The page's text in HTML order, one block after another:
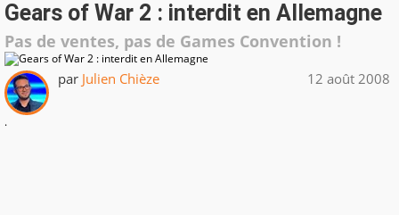
Gears of War 2 : interdit en Allemagne
Pas de ventes, pas de Games Convention !
par Julien Chièze 12 août 2008
.